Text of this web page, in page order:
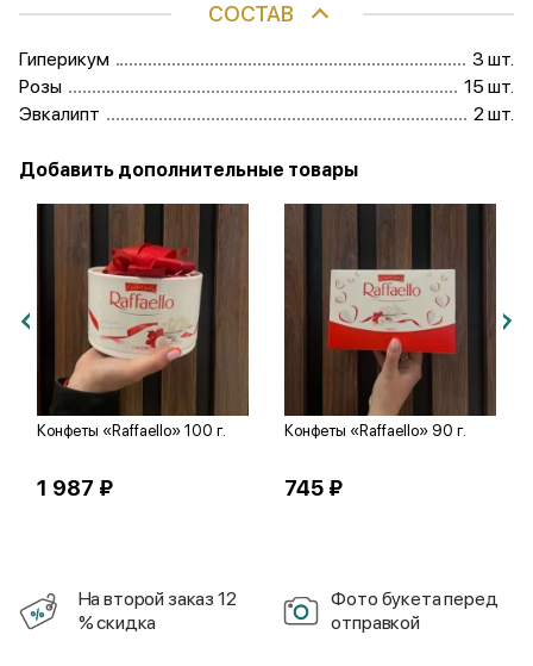
СОСТАВ
Гиперикум
3 шт.
Розы
15 шт.
Эвкалипт
2 шт.
Добавить дополнительные товары
Конфеты «Raffaello» 100 г.
1 987 ₽
Конфеты «Raffaello» 90 г.
745 ₽
На второй заказ 12
% скидка
Фото букета перед
отправкой